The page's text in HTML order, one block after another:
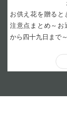
お供え花を贈ると
注意点まとめ～お
から四十九日まで～